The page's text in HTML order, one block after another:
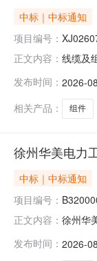
中标｜中标通知
项目编号：
正文内容： 线缆及
发布时间： 2026-
相关产品：
组件
徐州华美电力
中标｜中标通知
项目编号：
正文内容： 徐州华
招标人
发布时间： 2026-